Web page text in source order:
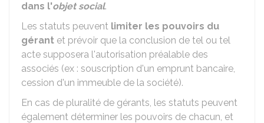
dans l'objet social.
Les statuts peuvent limiter les pouvoirs du
gérant et prévoir que la conclusion de tel ou tel
acte supposera l'autorisation préalable des
associés (ex : souscription d'un emprunt bancaire,
cession d'un immeuble de la société).
En cas de pluralité de gérants, les statuts peuvent
également déterminer les pouvoirs de chacun, et